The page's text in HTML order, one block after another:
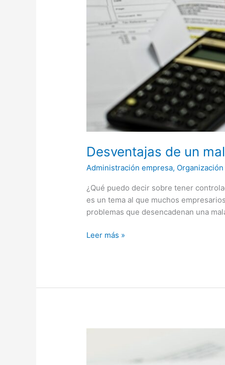
Desventajas de un
Administración empresa, Organización
¿Qué puedo decir sobre tener
es un tema al que muchos
problemas que desencadenan una
Leer más »